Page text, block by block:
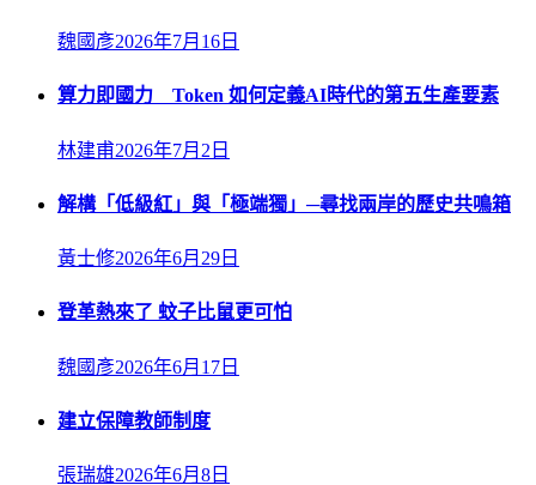
魏國彥2026年7月16日
算力即國力 Token 如何定義AI時代的第五生產要素
林建甫2026年7月2日
解構「低級紅」與「極端獨」─尋找兩岸的歷史共鳴箱
黃士修2026年6月29日
登革熱來了 蚊子比鼠更可怕
魏國彥2026年6月17日
建立保障教師制度
張瑞雄2026年6月8日